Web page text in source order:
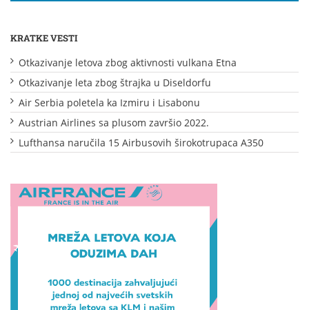
KRATKE VESTI
Otkazivanje letova zbog aktivnosti vulkana Etna
Otkazivanje leta zbog štrajka u Diseldorfu
Air Serbia poletela ka Izmiru i Lisabonu
Austrian Airlines sa plusom završio 2022.
Lufthansa naručila 15 Airbusovih širokotrupaca A350